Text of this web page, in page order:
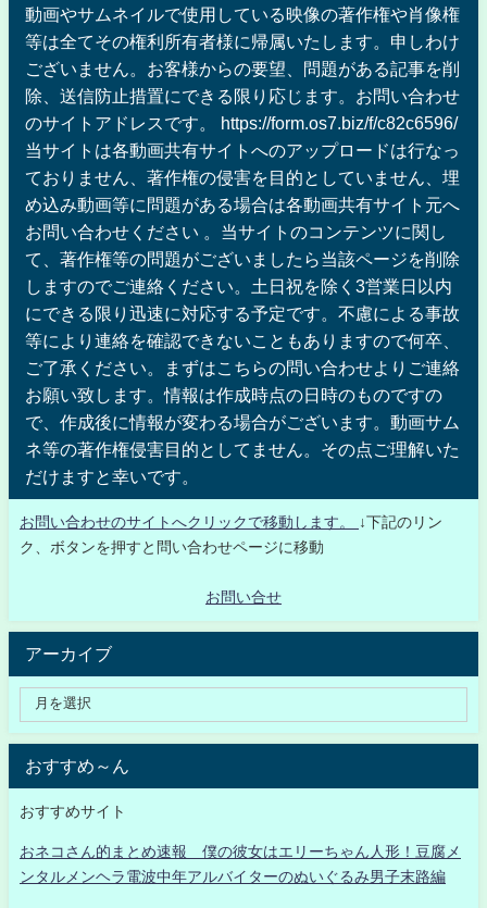
動画やサムネイルで使用している映像の著作権や肖像権
等は全てその権利所有者様に帰属いたします。申しわけ
ございません。お客様からの要望、問題がある記事を削
除、送信防止措置にできる限り応じます。お問い合わせ
のサイトアドレスです。 https://form.os7.biz/f/c82c6596/
当サイトは各動画共有サイトへのアップロードは行なっ
ておりません、著作権の侵害を目的としていません、埋
め込み動画等に問題がある場合は各動画共有サイト元へ
お問い合わせください 。当サイトのコンテンツに関し
て、著作権等の問題がございましたら当該ページを削除
しますのでご連絡ください。土日祝を除く3営業日以内
にできる限り迅速に対応する予定です。不慮による事故
等により連絡を確認できないこともありますので何卒、
ご了承ください。まずはこちらの問い合わせよりご連絡
お願い致します。情報は作成時点の日時のものですの
で、作成後に情報が変わる場合がございます。動画サム
ネ等の著作権侵害目的としてません。その点ご理解いた
だけますと幸いです。
お問い合わせのサイトへクリックで移動します。
↓下記のリン
ク、ボタンを押すと問い合わせページに移動
お問い合せ
アーカイブ
おすすめ～ん
おすすめサイト
おネコさん的まとめ速報 僕の彼女はエリーちゃん人形！豆腐メ
ンタルメンヘラ電波中年アルバイターのぬいぐるみ男子末路編